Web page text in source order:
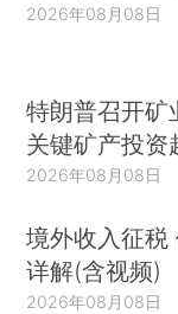
2026年08月08日
特朗普召开矿
关键矿产投资
2026年08月08日
境外收入征税
详解(含视频)
2026年08月08日